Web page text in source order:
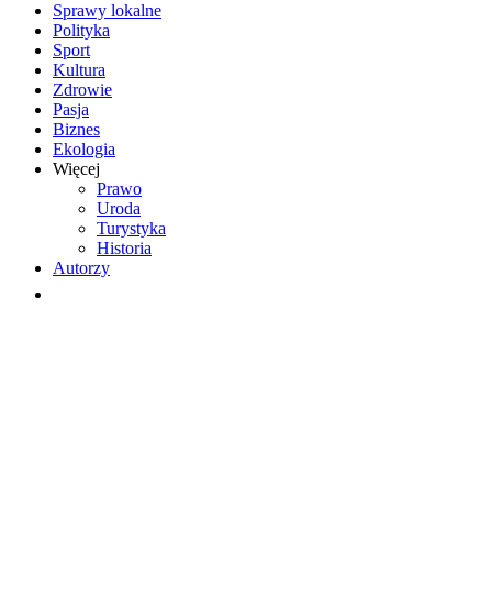
Sprawy lokalne
Polityka
Sport
Kultura
Zdrowie
Pasja
Biznes
Ekologia
Więcej
Prawo
Uroda
Turystyka
Historia
Autorzy